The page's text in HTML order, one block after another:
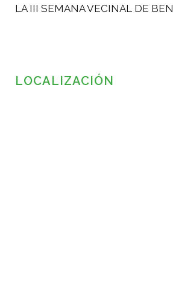
LA III SEMANA VECINAL DE
LOCALIZACIÓN